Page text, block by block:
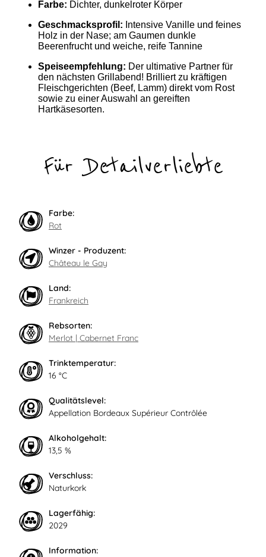
Farbe: Dichter, dunkelroter Körper
Geschmacksprofil: Intensive Vanille und feines
Holz in der Nase; am Gaumen dunkle
Beerenfrucht und weiche, reife Tannine
Speiseempfehlung: Der ultimative Partner für
den nächsten Grillabend! Brilliert zu kräftigen
Fleischgerichten (Beef, Lamm) direkt vom Rost
sowie zu einer Auswahl an gereiften
Hartkäsesorten.
Für Detailverliebte
Farbe:
Rot
Winzer - Produzent:
Château le Gay
Land:
Frankreich
Rebsorten:
Merlot | Cabernet Franc
Trinktemperatur:
16 °C
Qualitätslevel:
Appellation Bordeaux Supérieur Contrôlée
Alkoholgehalt:
13,5 %
Verschluss:
Naturkork
Lagerfähig:
2029
Information: